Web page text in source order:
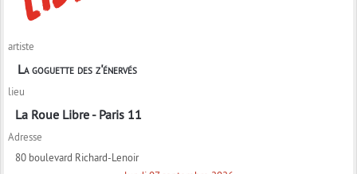
artiste
La goguette des z'énervés
lieu
La Roue Libre - Paris 11
Adresse
80 boulevard Richard-Lenoir